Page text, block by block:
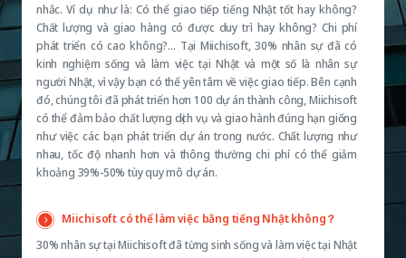
nhắc. Ví dụ như là: Có thể giao tiếp tiếng Nhật tốt hay không?
Chất lượng và giao hàng có được duy trì hay không? Chi phí
phát triển có cao không?… Tại Miichisoft, 30% nhân sự đã có
kinh nghiệm sống và làm việc tại Nhật và một số là nhân sự
người Nhật, vì vậy bạn có thể yên tâm về việc giao tiếp. Bên cạnh
đó, chúng tôi đã phát triển hơn 100 dự án thành công, Miichisoft
có thể đảm bảo chất lượng dịch vụ và giao hành đúng hạn giống
như việc các bạn phát triển dự án trong nước. Chất lượng như
nhau, tốc độ nhanh hơn và thông thường chi phí có thể giảm
khoảng 39%-50% tùy quy mô dự án.
Miichisoft có thể làm việc bằng tiếng Nhật không？
30% nhân sự tại Miichisoft đã từng sinh sống và làm việc tại Nhật